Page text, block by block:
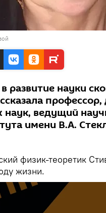
развитие науки
наук, ведущий
имени В.А.
физик-теоретик
жизни.